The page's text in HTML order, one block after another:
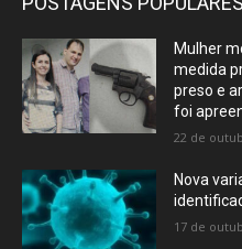
Mulher
medida
preso e
foi
22 de
Nova
17 de